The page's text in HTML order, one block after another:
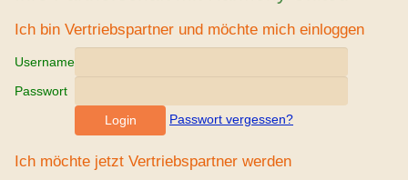
Ich bin Vertriebspartner und möchte mich einloggen
Username
Passwort
Passwort vergessen?
Ich möchte jetzt Vertriebspartner werden